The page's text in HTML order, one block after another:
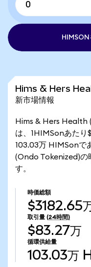
Hims & Hers
新市場情報
Hims & Hers Health
は、1HIMSonあたり
103.03万 HIMSonで
(Ondo Tokenized)の
す。
時価総額
$3182.65
取引量 (24時間)
$83.27万
循環供給量
103.03万